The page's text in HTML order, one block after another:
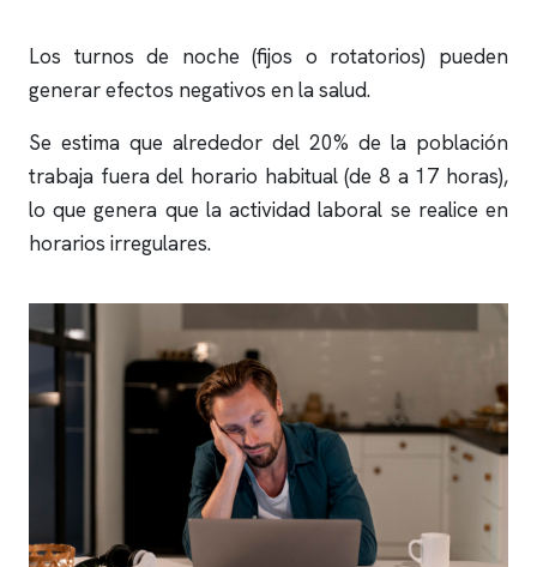
Los turnos de noche (fijos o rotatorios) pueden
generar efectos negativos en la salud.
Se estima que alrededor del 20% de la población
trabaja fuera del horario habitual (de 8 a 17 horas),
lo que genera que la actividad laboral se realice en
horarios irregulares.